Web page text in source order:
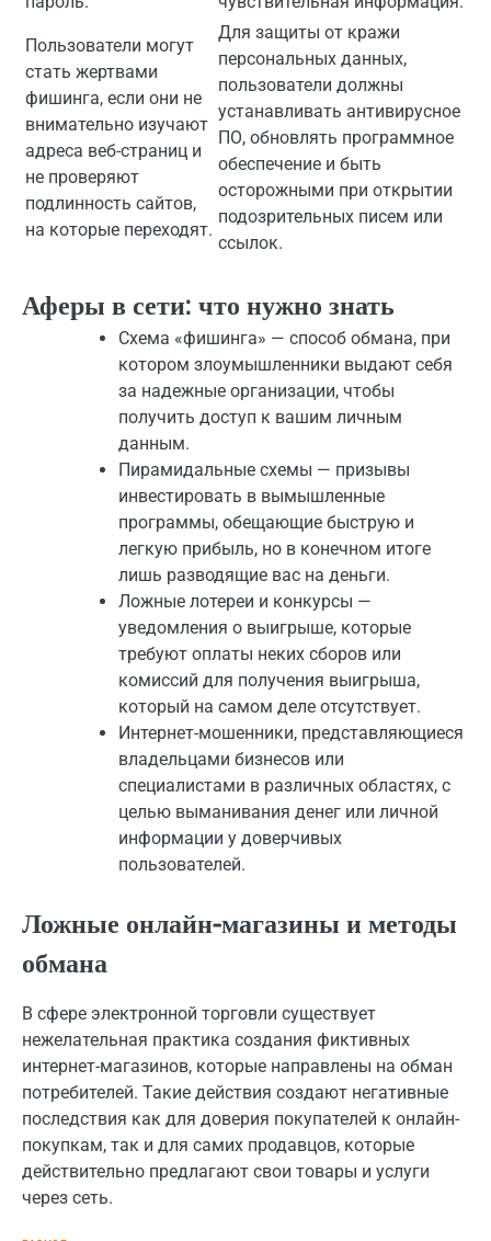
Пользователи могут
стать жертвами
фишинга, если они не
внимательно изучают
адреса веб-страниц и
не проверяют
подлинность сайтов,
на которые переходят.
Для защиты от кражи
персональных данных,
пользователи должны
устанавливать антивирусное
ПО, обновлять программное
обеспечение и быть
осторожными при открытии
подозрительных писем или
ссылок.
Аферы в сети: что нужно знать
Схема «фишинга» — способ обмана, при
котором злоумышленники выдают себя
за надежные организации, чтобы
получить доступ к вашим личным
данным.
Пирамидальные схемы — призывы
инвестировать в вымышленные
программы, обещающие быструю и
легкую прибыль, но в конечном итоге
лишь разводящие вас на деньги.
Ложные лотереи и конкурсы —
уведомления о выигрыше, которые
требуют оплаты неких сборов или
комиссий для получения выигрыша,
который на самом деле отсутствует.
Интернет-мошенники, представляющиеся
владельцами бизнесов или
специалистами в различных областях, с
целью выманивания денег или личной
информации у доверчивых
пользователей.
Ложные онлайн-магазины и методы
обмана
В сфере электронной торговли существует
нежелательная практика создания фиктивных
интернет-магазинов, которые направлены на обман
потребителей. Такие действия создают негативные
последствия как для доверия покупателей к онлайн-
покупкам, так и для самих продавцов, которые
действительно предлагают свои товары и услуги
через сеть.